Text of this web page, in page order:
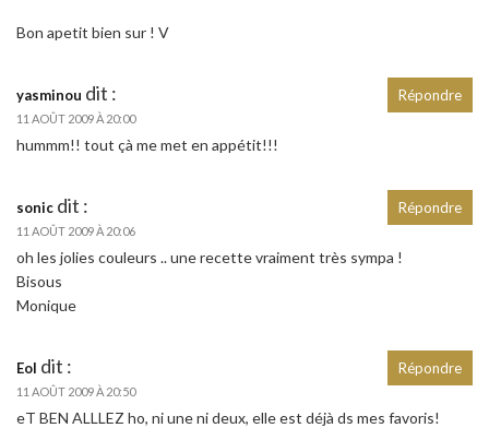
Bon apetit bien sur ! V
yasminou dit :
11 AOÛT 2009 À 20:00
hummm!! tout çà me met en appétit!!!
Répondre
sonic dit :
11 AOÛT 2009 À 20:06
oh les jolies couleurs .. une recette vraiment très sympa !
Bisous
Monique
Répondre
Eol dit :
11 AOÛT 2009 À 20:50
eT BEN ALLLEZ ho, ni une ni deux, elle est déjà ds mes favoris!
Répondre